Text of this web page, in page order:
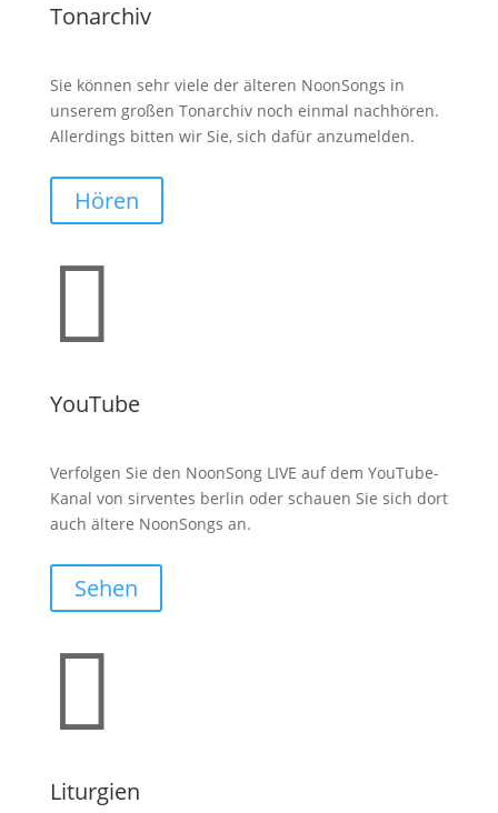
Tonarchiv
Sie können sehr viele der älteren NoonSongs in
unserem großen Tonarchiv noch einmal nachhören.
Allerdings bitten wir Sie, sich dafür anzumelden.
Hören

YouTube
Verfolgen Sie den NoonSong LIVE auf dem YouTube-
Kanal von sirventes berlin oder schauen Sie sich dort
auch ältere NoonSongs an.
Sehen

Liturgien